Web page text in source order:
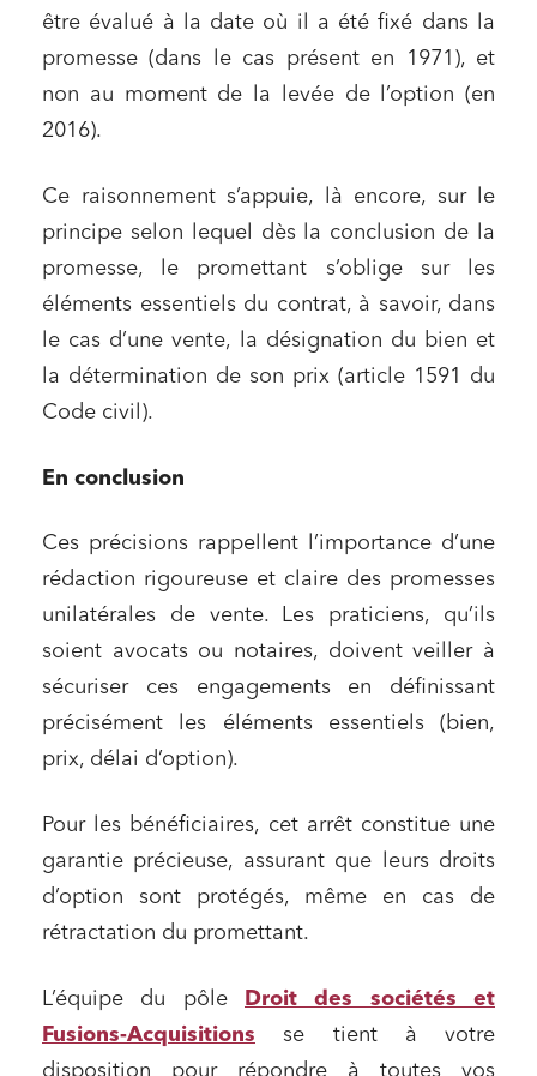
être évalué à la date où il a été fixé dans la
promesse (dans le cas présent en 1971), et
non au moment de la levée de l’option (en
2016).
Ce raisonnement s’appuie, là encore, sur le
principe selon lequel dès la conclusion de la
promesse, le promettant s’oblige sur les
éléments essentiels du contrat, à savoir, dans
le cas d’une vente, la désignation du bien et
la détermination de son prix (article 1591 du
Code civil).
En conclusion
Ces précisions rappellent l’importance d’une
rédaction rigoureuse et claire des promesses
unilatérales de vente. Les praticiens, qu’ils
soient avocats ou notaires, doivent veiller à
sécuriser ces engagements en définissant
précisément les éléments essentiels (bien,
prix, délai d’option).
Pour les bénéficiaires, cet arrêt constitue une
garantie précieuse, assurant que leurs droits
d’option sont protégés, même en cas de
rétractation du promettant.
L’équipe du pôle
Droit des sociétés et
Fusions-Acquisitions se tient à votre
disposition pour répondre à toutes vos
Relations commerciales et contrats
Associations et acteurs de l’économie sociale et
Media et édition
Entreprises du numérique
Établissements financiers
Droit du numérique, données et conformité
Relations sociales et droit du travail